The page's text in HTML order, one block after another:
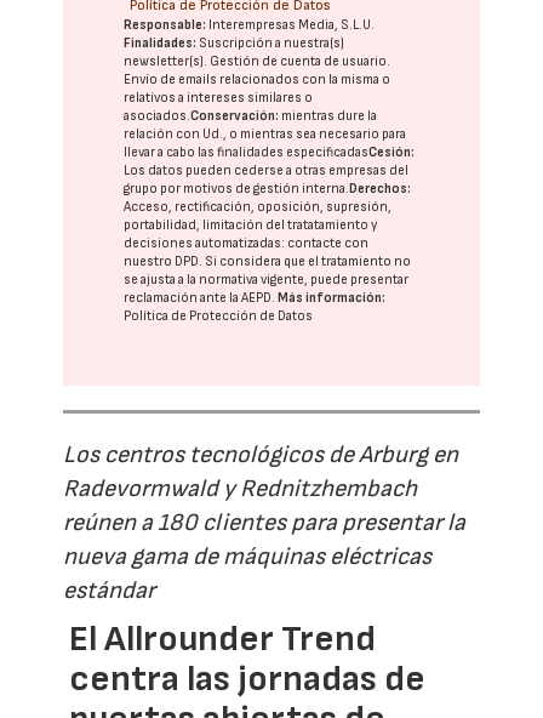
Política de Protección de Datos
Responsable: Interempresas Media, S.L.U.
Finalidades: Suscripción a nuestra(s)
newsletter(s). Gestión de cuenta de usuario.
Envío de emails relacionados con la misma o
relativos a intereses similares o
asociados.Conservación: mientras dure la
relación con Ud., o mientras sea necesario para
llevar a cabo las finalidades especificadasCesión:
Los datos pueden cederse a otras empresas del
grupo por motivos de gestión interna.Derechos:
Acceso, rectificación, oposición, supresión,
portabilidad, limitación del tratatamiento y
decisiones automatizadas: contacte con
nuestro DPD. Si considera que el tratamiento no
se ajusta a la normativa vigente, puede presentar
reclamación ante laAEPD.Más información:
Política de Protección de Datos
Los centros tecnológicos de Arburg en
Radevormwald y Rednitzhembach
reúnen a 180 clientes para presentar la
nueva gama de máquinas eléctricas
estándar
El Allrounder Trend
centra las jornadas de